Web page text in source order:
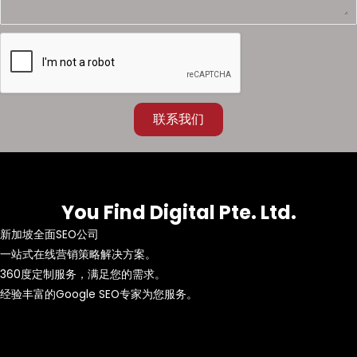
联系我们
You Find Digital Pte. Ltd.
新加坡全面SEO公司
一站式在线营销策略解决方案。
360度定制服务，满足您的需求。
经验丰富的Google SEO专家为您服务。